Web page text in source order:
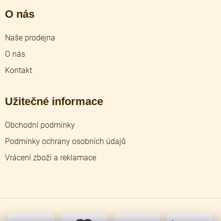
O nás
Naše prodejna
O nás
Kontakt
Užitečné informace
Obchodní podmínky
Podmínky ochrany osobních údajů
Vrácení zboží a reklamace